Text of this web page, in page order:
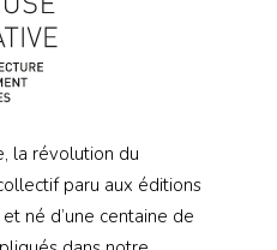
la révolution du
paru aux éditions
né d’une centaine de